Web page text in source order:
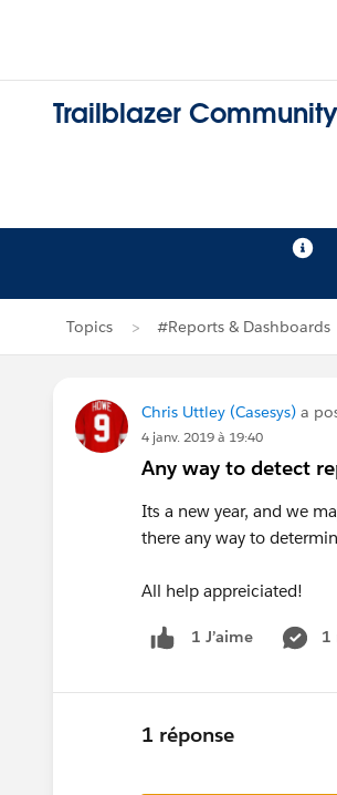
Trailblazer Community
Topics #Reports & Dashboards
Chris Uttley (Casesys) a
4 janv. 2019 à 19:40
Any way to detect
Its a new year, and we
there any way to
All help appreiciated!
1 J’aime 1
1 réponse